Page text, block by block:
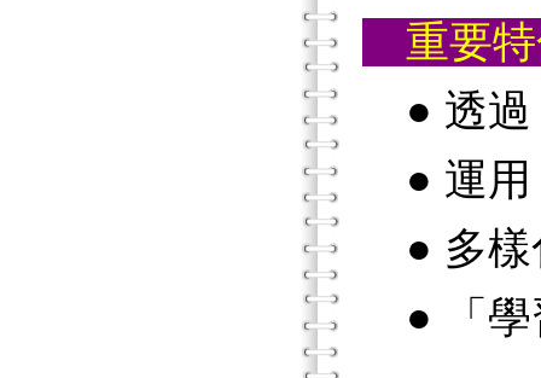
重要
● 透過
● 運用
● 多樣
● 「學